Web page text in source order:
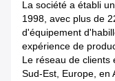
La société a établi
1998, avec plus de
d'équipement
expérience de
Le réseau de clients
Sud-Est, Europe, en